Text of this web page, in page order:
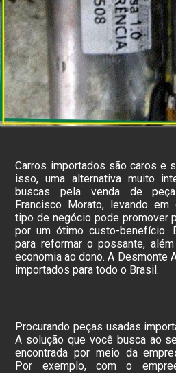
Carros importados são caros e
isso, uma alternativa muito
buscas pela venda de
Francisco Morato, levando
tipo de negócio pode promover
por um ótimo custo-benefício.
para reformar o possante,
economia ao dono. A Desmonte
importados para todo o Brasil.
Procurando peças usadas
A solução que você busca ao
encontrada por meio da
Por exemplo, com o